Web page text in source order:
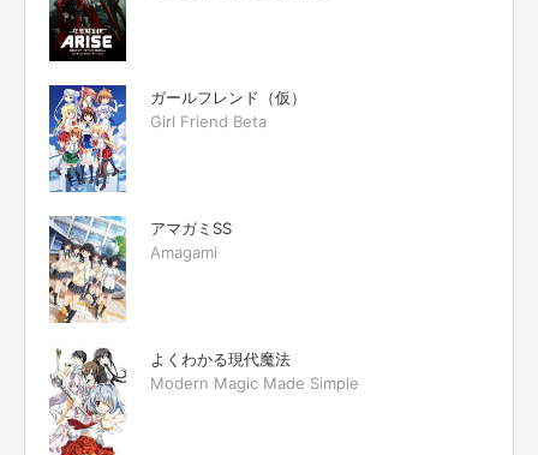
ガールフレンド（仮）
Girl Friend Beta
アマガミSS
Amagami
よくわかる現代魔法
Modern Magic Made Simple